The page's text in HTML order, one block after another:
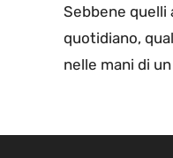
Sebbene quelli
quotidiano,
nelle mani di